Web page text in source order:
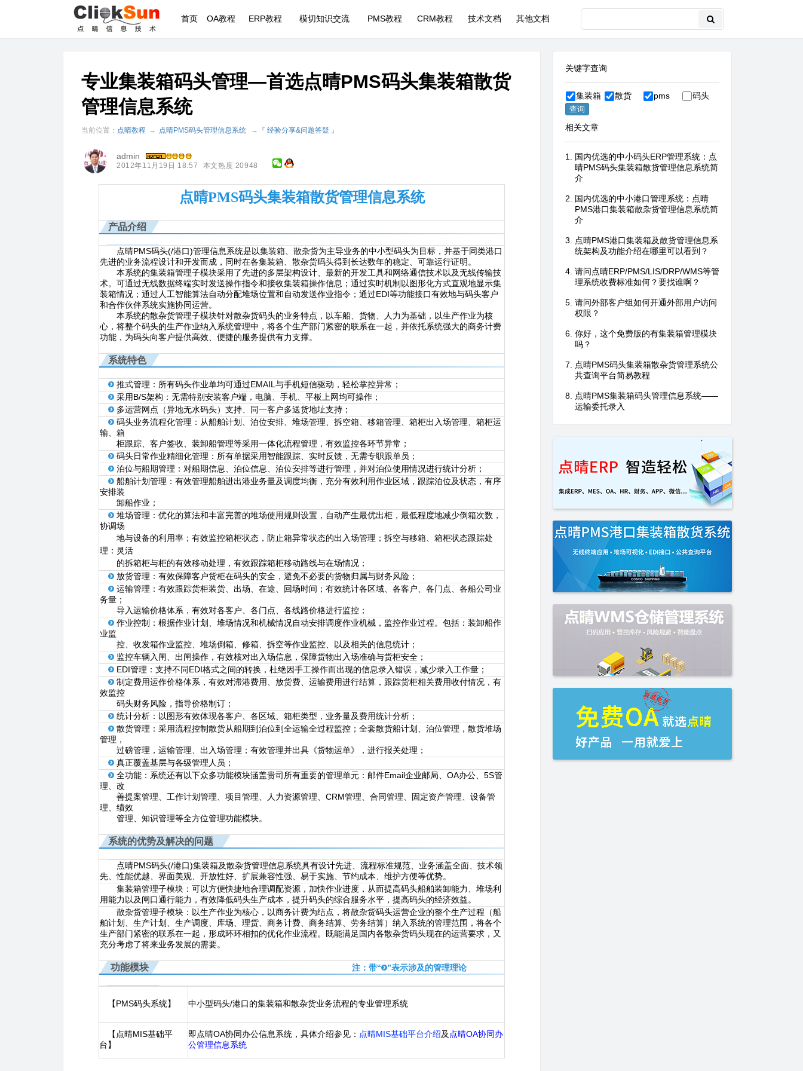
首页 OA教程 ERP教程 模切知识交流 PMS教程 CRM教程 技术文档 其他文档
专业集装箱码头管理—首选点晴PMS码头集装箱散货
管理信息系统
当前位置： 点晴教程 → 点晴PMS码头管理信息系统 → 『 经验分享&问题答疑 』
admin
2012年11月19日 18:57 本文热度 20948
点晴PMS码头集装箱散货管理信息系统
产品介绍
点晴PMS码头(/港口)管理信息系统是以集装箱、散杂货为主导业务的中小型码头为目标，并基于同类港口
先进的业务流程设计和开发而成，同时在各集装箱、散杂货码头得到长达数年的稳定、可靠运行证明。
本系统的集装箱管理子模块采用了先进的多层架构设计、最新的开发工具和网络通信技术以及无线传输技
术。可通过无线数据终端实时发送操作指令和接收集装箱操作信息；通过实时机制以图形化方式直观地显示集
装箱情况；通过人工智能算法自动分配堆场位置和自动发送作业指令；通过EDI等功能接口有效地与码头客户
和合作伙伴系统实施协同运营。
本系统的散杂货管理子模块针对散杂货码头的业务特点，以车船、货物、人力为基础，以生产作业为核
心，将整个码头的生产作业纳入系统管理中，将各个生产部门紧密的联系在一起，并依托系统强大的商务计费
功能，为码头向客户提供高效、便捷的服务提供有力支撑。
系统特色
推式管理：所有码头作业单均可通过EMAIL与手机短信驱动，轻松掌控异常；
采用B/S架构：无需特别安装客户端，电脑、手机、平板上网均可操作；
多运营网点（异地无水码头）支持、同一客户多送货地址支持；
码头业务流程化管理：从船舶计划、泊位安排、堆场管理、拆空箱、移箱管理、箱柜出入场管理、箱柜运
输、箱
柜跟踪、客户签收、装卸船管理等采用一体化流程管理，有效监控各环节异常；
码头日常作业精细化管理：所有单据采用智能跟踪、实时反馈，无需专职跟单员；
泊位与船期管理：对船期信息、泊位信息、泊位安排等进行管理，并对泊位使用情况进行统计分析；
船舶计划管理：有效管理船舶进出港业务量及调度均衡，充分有效利用作业区域，跟踪泊位及状态，有序
安排装
卸船作业；
堆场管理：优化的算法和丰富完善的堆场使用规则设置，自动产生最优出柜，最低程度地减少倒箱次数，
协调场
地与设备的利用率； 有效监控箱柜状态，防止箱异常状态的出入场管理；拆空与移箱、箱柜状态跟踪处
理：灵活
的拆箱柜与柜的有效移动处理，有效跟踪箱柜移动路线与在场情况；
放货管理：有效保障客户货柜在码头的安全，避免不必要的货物归属与财务风险；
运输管理：有效跟踪货柜装货、出场、在途、回场时间；有效统计各区域、各客户、各门点、各船公司业
务量；
导入运输价格体系，有效对各客户、各门点、各线路价格进行监控；
作业控制：根据作业计划、堆场情况和机械情况自动安排调度作业机械，监控作业过程。包括：装卸船作
业监
控、收发箱作业监控、堆场倒箱、修箱、拆空等作业监控、以及相关的信息统计；
监控车辆入闸、出闸操作，有效核对出入场信息，保障货物出入场准确与货柜安全；
EDI管理：支持不同EDI格式之间的转换，杜绝因手工操作而出现的信息录入错误，减少录入工作量；
制定费用运作价格体系，有效对滞港费用、放货费、运输费用进行结算，跟踪货柜相关费用收付情况，有
效监控
码头财务风险，指导价格制订；
统计分析：以图形有效体现各客户、各区域、箱柜类型，业务量及费用统计分析；
散货管理：采用流程控制散货从船期到泊位到全运输全过程监控；全套散货船计划、泊位管理，散货堆场
管理，
过磅管理，运输管理、出入场管理；有效管理并出具《货物运单》，进行报关处理；
真正覆盖基层与各级管理人员；
全功能：系统还有以下众多功能模块涵盖贵司所有重要的管理单元：邮件Email企业邮局、OA办公、5S管
理、改
善提案管理、工作计划管理、项目管理、人力资源管理、CRM管理、合同管理、固定资产管理、设备管
理、绩效
管理、知识管理等全方位管理功能模块。
系统的优势及解决的问题
点晴PMS码头(/港口)集装箱及散杂货管理信息系统具有设计先进、流程标准规范、业务涵盖全面、技术领
先、性能优越、界面美观、开放性好、扩展兼容性强、易于实施、节约成本、维护方便等优势。
集装箱管理子模块：可以方便快捷地合理调配资源，加快作业进度，从而提高码头船舶装卸能力、堆场利
用能力以及闸口通行能力，有效降低码头生产成本，提升码头的综合服务水平，提高码头的经济效益。
散杂货管理子模块：以生产作业为核心，以商务计费为结点，将散杂货码头运营企业的整个生产过程（船
舶计划、生产计划、生产调度、库场、理货、商务计费、商务结算、劳务结算）纳入系统的管理范围，将各个
生产部门紧密的联系在一起，形成环环相扣的优化作业流程。既能满足国内各散杂货码头现在的运营要求，又
充分考虑了将来业务发展的需要。
功能模块 注：带“ ”表示涉及的管理理论
【PMS码头系统】 中小型码头/港口的集装箱和散杂货业务流程的专业管理系统
【点晴MIS基础平
台】
即点晴OA协同办公信息系统，具体介绍参见： 点晴MIS基础平台介绍及 点晴OA协同办
公管理信息系统
关键字查询
集装箱 散货 pms 码头
相关文章
国内优选的中小码头ERP管理系统：点
晴PMS码头集装箱散货管理信息系统简
介
国内优选的中小港口管理系统：点晴
PMS港口集装箱散杂货管理信息系统简
介
点晴PMS港口集装箱及散货管理信息系
统架构及功能介绍在哪里可以看到？
请问点晴ERP/PMS/LIS/DRP/WMS等管
理系统收费标准如何？要找谁啊？
请问外部客户组如何开通外部用户访问
权限？
你好，这个免费版的有集装箱管理模块
吗？
点晴PMS码头集装箱散杂货管理系统公
共查询平台简易教程
点晴PMS集装箱码头管理信息系统——
运输委托录入